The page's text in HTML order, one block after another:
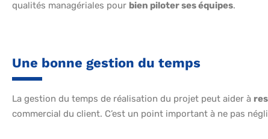
qualités managériales pour bien piloter ses équipes.
Une bonne gestion du temps
La gestion du temps de réalisation du projet peut aider à
commercial du client. C’est un point important à ne pas